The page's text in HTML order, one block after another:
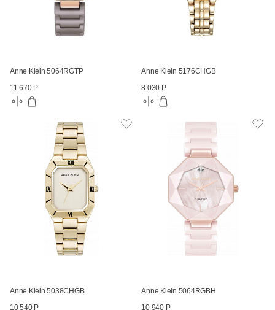
Anne Klein 5064RGTP
11 670 Р
Anne Klein 5176CHGB
8 030 Р
Anne Klein 5038CHGB
10 540 Р
Anne Klein 5064RGBH
10 940 Р